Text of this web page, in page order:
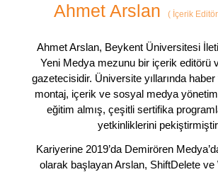
Ahmet Arslan ( İçerik
Ahmet Arslan, Beykent Üniversitesi
Yeni Medya mezunu bir içerik editörü
gazetecisidir. Üniversite yıllarında haber
montaj, içerik ve sosyal medya
eğitim almış, çeşitli sertifika
yetkinliklerini
Kariyerine 2019’da Demirören
olarak başlayan Arslan, ShiftDelete ve